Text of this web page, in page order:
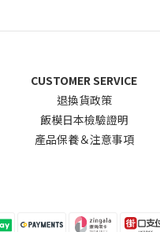
CUSTOMER SERVICE
退換貨政策
飯模日本檢驗證明
產品保養＆注意事項